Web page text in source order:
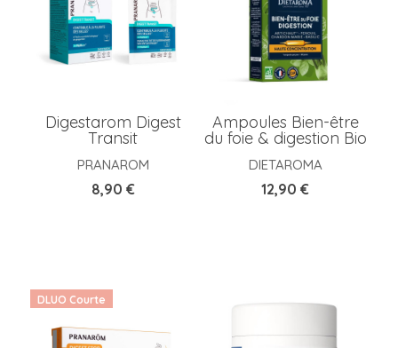
Digestarom Digest
Transit
PRANAROM
Prix
8,90 €
Ampoules Bien-être
du foie & digestion Bio
DIETAROMA
Prix
12,90 €
DLUO Courte